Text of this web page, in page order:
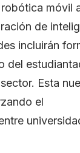
móvil
de
incluirán
del
Esta
el